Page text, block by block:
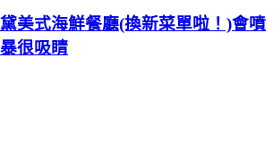
黛美式海鮮餐廳(換新菜單啦！)會噴
很吸睛